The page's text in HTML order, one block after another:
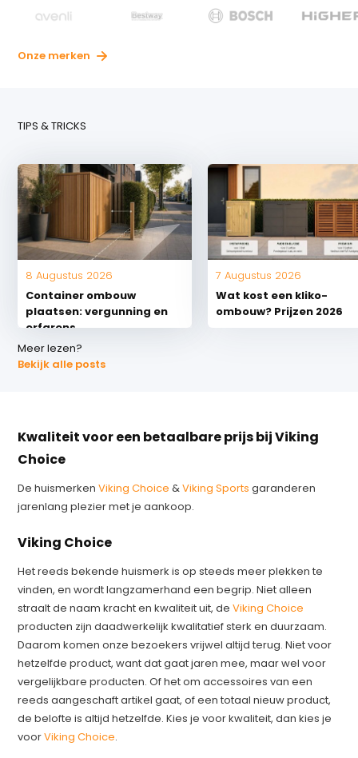
Onze merken
TIPS & TRICKS
Meer lezen?
Bekijk alle posts
8 Augustus 2026
Container ombouw
plaatsen: vergunning en
erfgrens
7 Augustus 2026
Wat kost een kliko-
ombouw? Prijzen 2026
Kwaliteit voor een betaalbare prijs bij Viking
Choice
De huismerkenViking Choice &Viking Sports garanderen
jarenlang plezier met je aankoop.
Viking Choice
Het reeds bekende huismerk is op steeds meer plekken te
vinden, en wordt langzamerhand een begrip. Niet alleen
straalt de naam kracht en kwaliteit uit, deViking Choice
producten zijn daadwerkelijk kwalitatief sterk en duurzaam.
Daarom komen onze bezoekers vrijwel altijd terug. Niet voor
hetzelfde product, want dat gaat jaren mee, maar wel voor
vergelijkbare producten. Of het om accessoires van een
reeds aangeschaft artikel gaat, of een totaal nieuw product,
de belofte is altijd hetzelfde. Kies je voor kwaliteit, dan kies je
voorViking Choice.